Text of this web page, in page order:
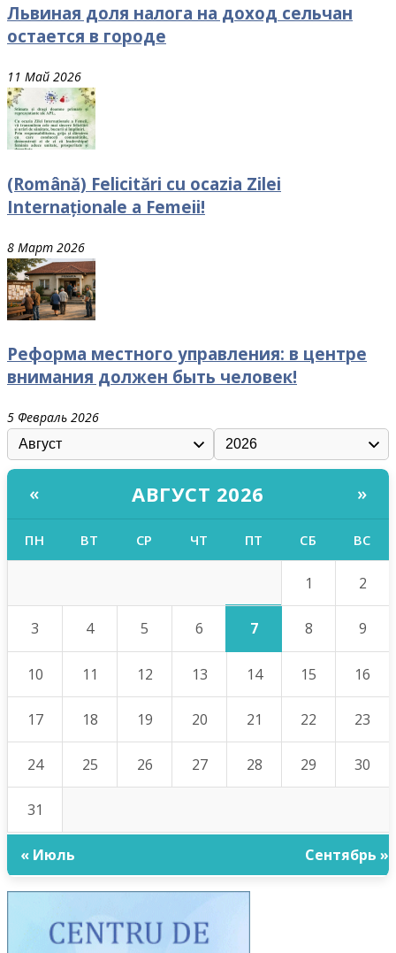
Львиная доля налога на доход сельчан
остается в городе
11 Май 2026
(Română) Felicitări cu ocazia Zilei
Internaționale a Femeii!
8 Март 2026
Реформа местного управления: в центре
внимания должен быть человек!
5 Февраль 2026
« АВГУСТ 2026 »
ПН ВТ СР ЧТ ПТ СБ ВС
1 2
3 4 5 6 7 8 9
10 11 12 13 14 15 16
17 18 19 20 21 22 23
24 25 26 27 28 29 30
31
« Июль Сентябрь »